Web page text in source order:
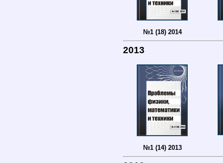
№1 (18) 2014
2013
№1 (14) 2013